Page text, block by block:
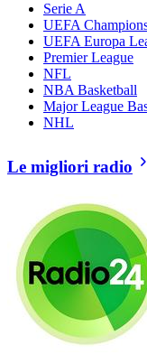
Serie A
UEFA
UEFA Europa
Premier League
NFL
NBA Basketball
Major League
NHL
Le migliori radio